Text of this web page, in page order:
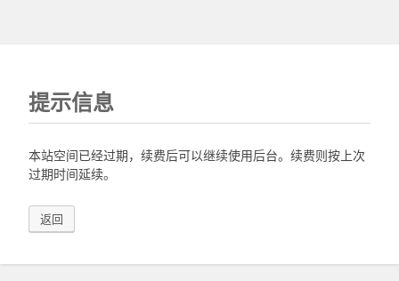
提示信息
本站空间已经过期，续费后可以继续使用后台。续费则按上次
过期时间延续。
返回